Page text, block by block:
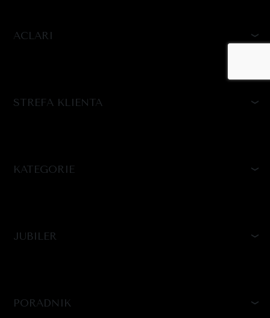
ACLARI
STREFA KLIENTA
KATEGORIE
JUBILER
PORADNIK